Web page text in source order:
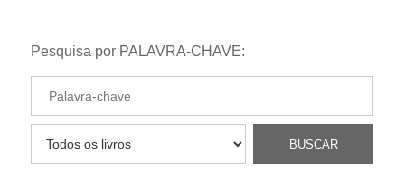
Pesquisa por PALAVRA-CHAVE: